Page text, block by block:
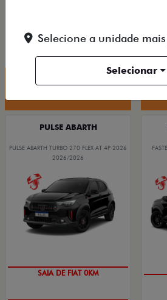
PARCELAS DE R$ 2.820,83
FASTBACK LIMITED EDITION TURBO 270
Quero agora!
PULSE ABARTH
PULSE ABARTH TURBO 270 FLEX AT 4P 2026
2026/2026
SAIA DE FIAT 0KM
Selecione a unidade
Selecionar